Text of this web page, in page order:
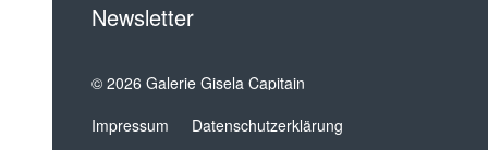
Newsletter
© 2026 Galerie Gisela Capitain
Impressum
Datenschutzerklärung